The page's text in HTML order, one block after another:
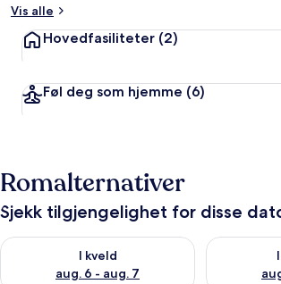
Vis alle
Hovedfasiliteter (2)
Føl deg som hjemme (6)
Romalternativer
Sjekk tilgjengelighet for disse
I kveld
aug. 6 - aug. 7
Sjekk tilgjengelighet for i kveld, aug. 6 -
Sjekk